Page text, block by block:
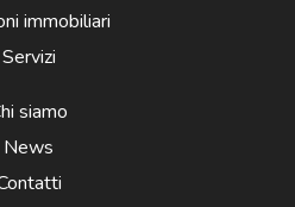
immobiliari
Servizi
siamo
News